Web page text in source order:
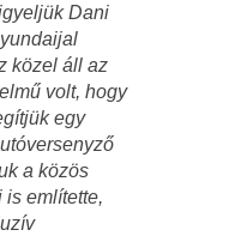
Dani
közel áll az
volt, hogy
egy
a közös
is említette,